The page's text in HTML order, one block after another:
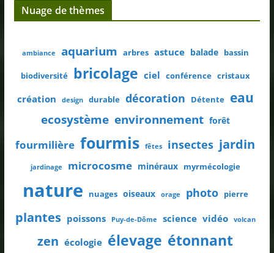
Nuage de thèmes
ambiance aquarium arbres astuce balade bassin
biodiversité bricolage ciel conférence cristaux
création design durable décoration Détente eau
ecosystème environnement forêt
fourmilière fourmis fêtes insectes jardin
jardinage microcosme minéraux myrmécologie
nature nuages oiseaux orage photo pierre
plantes poissons Puy-de-Dôme science vidéo volcan
zen écologie élevage étonnant